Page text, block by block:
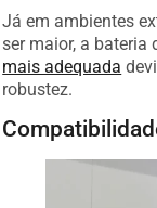
Já em ambientes
ser maior, a
mais adequada
robustez.